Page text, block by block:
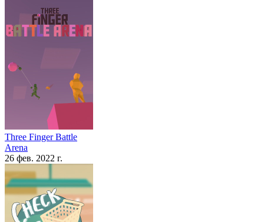
Three Finger Battle
Arena
26 фев. 2022 г.